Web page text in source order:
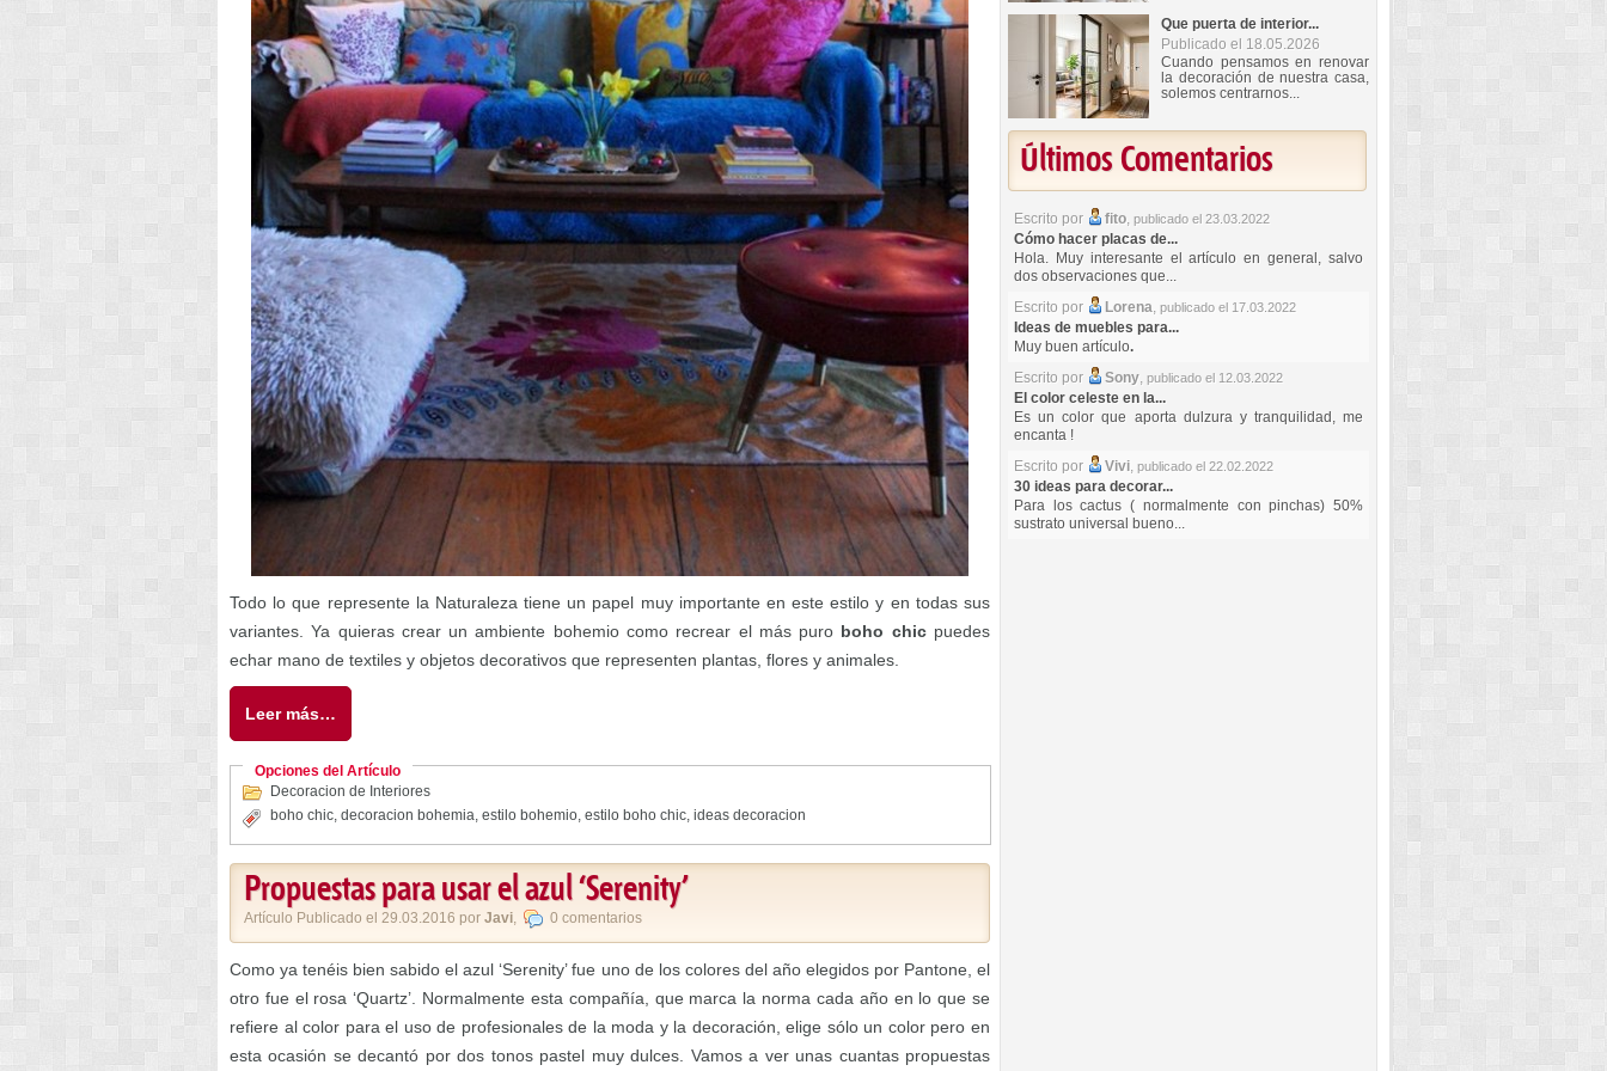
Todo lo que represente la Naturaleza tiene un papel muy importante en este estilo y en todas sus
variantes. Ya quieras crear un ambiente bohemio como recrear el más puro boho chicpuedes
echar mano de textiles y objetos decorativos que representen plantas, flores y animales.
Leer más…
Opciones del Artículo
Decoracion de Interiores
boho chic, decoracion bohemia, estilo bohemio, estilo boho chic, ideas decoracion
Propuestas para usar el azul ‘Serenity’
Artículo Publicado el 29.03.2016 por Javi, 0 comentarios
Como ya tenéis bien sabido el azul ‘Serenity’ fue uno de los colores del año elegidos por Pantone, el
otro fue el rosa ‘Quartz’. Normalmente esta compañía, que marca la norma cada año en lo que se
refiere al color para el uso de profesionales de la moda y la decoración, elige sólo un color pero en
esta ocasión se decantó por dos tonos pastel muy dulces. Vamos a ver unas cuantas propuestas
Que puerta de interior...
Publicado el 18.05.2026
Cuando pensamos en renovar
la decoración de nuestra casa,
solemos centrarnos...
Últimos Comentarios
Escrito por fito, publicado el 23.03.2022
Cómo hacer placas de...
Hola. Muy interesante el artículo en general, salvo
dos observaciones que...
Escrito por
Lorena, publicado el 17.03.2022
Ideas de muebles para...
Muy buen artículo.
Escrito por
Sony, publicado el 12.03.2022
El color celeste en la...
Es un color que aporta dulzura y tranquilidad, me
encanta !
Escrito por
Vivi, publicado el 22.02.2022
30 ideas para decorar...
Para los cactus ( normalmente con pinchas) 50%
sustrato universal bueno...